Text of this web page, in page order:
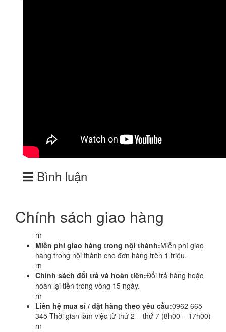
Bình luận
Chính sách giao hàng
rn
Miễn phí giao hàng trong nội thành:Miễn phí giao
hàng trong nội thành cho đơn hàng trên 1 triệu.
rn
Chính sách đổi trả và hoàn tiền:Đổi trả hàng hoặc
hoàn lại tiền trong vòng 15 ngày.
rn
Liên hệ mua sỉ / đặt hàng theo yêu cầu:0962 665
345 Thời gian làm việc từ thứ 2 – thứ 7 (8h00 – 17h00)
rn